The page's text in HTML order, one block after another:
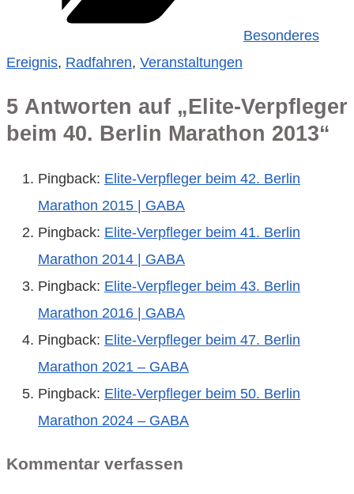
Besonderes
Ereignis, Radfahren, Veranstaltungen
5 Antworten auf „Elite-Verpfleger
beim 40. Berlin Marathon 2013“
Pingback: Elite-Verpfleger beim 42. Berlin
Marathon 2015 | GABA
Pingback: Elite-Verpfleger beim 41. Berlin
Marathon 2014 | GABA
Pingback: Elite-Verpfleger beim 43. Berlin
Marathon 2016 | GABA
Pingback: Elite-Verpfleger beim 47. Berlin
Marathon 2021 – GABA
Pingback: Elite-Verpfleger beim 50. Berlin
Marathon 2024 – GABA
Kommentar verfassen